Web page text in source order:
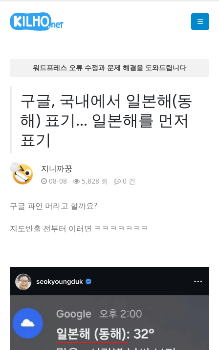
워드프레스 오류 수정과 문제 해결을 도와드립니다
워드프레스 오류 수정과 문제 해결을 도와드립니다
워드프레스 오류 수정과 문제 해결을 도와드립니다
워드프레스 오류 수정과 문제 해결을 도와드립니다
구글, 국내에서 일본해(동
해) 표기... 일본해를 먼저
표기
지니까꿍
08-08 5,828 회 0 건
구글 과연 머라고 할까요?
지도반출 전부터 이러면 ㅋㅋㅋㅋㅋㅋㅋ